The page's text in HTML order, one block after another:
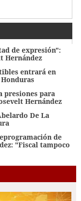
de expresión":
Hernández
entrará en
presiones para
Hernández
De La
de
"Fiscal tampoco